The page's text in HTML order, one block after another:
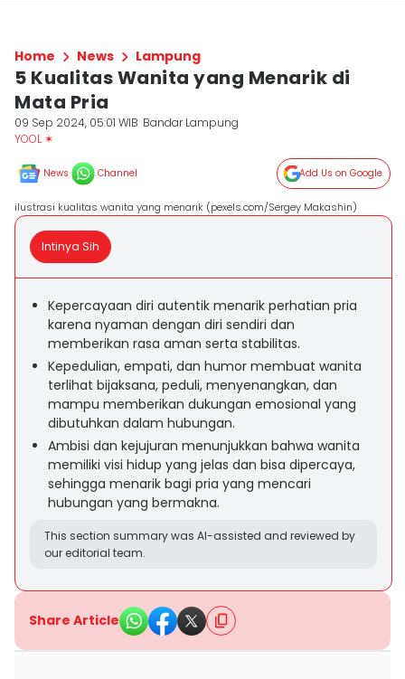
Home News Lampung
5 Kualitas Wanita yang Menarik di
Mata Pria
09 Sep 2024, 05:01 WIB Bandar Lampung
YOOL ✶
News Channel Add Us on Google
ilustrasi kualitas wanita yang menarik (pexels.com/Sergey Makashin)
Intinya Sih
Kepercayaan diri autentik menarik perhatian pria
karena nyaman dengan diri sendiri dan
memberikan rasa aman serta stabilitas.
Kepedulian, empati, dan humor membuat wanita
terlihat bijaksana, peduli, menyenangkan, dan
mampu memberikan dukungan emosional yang
dibutuhkan dalam hubungan.
Ambisi dan kejujuran menunjukkan bahwa wanita
memiliki visi hidup yang jelas dan bisa dipercaya,
sehingga menarik bagi pria yang mencari
hubungan yang bermakna.
This section summary was AI-assisted and reviewed by
our editorial team.
Share Article